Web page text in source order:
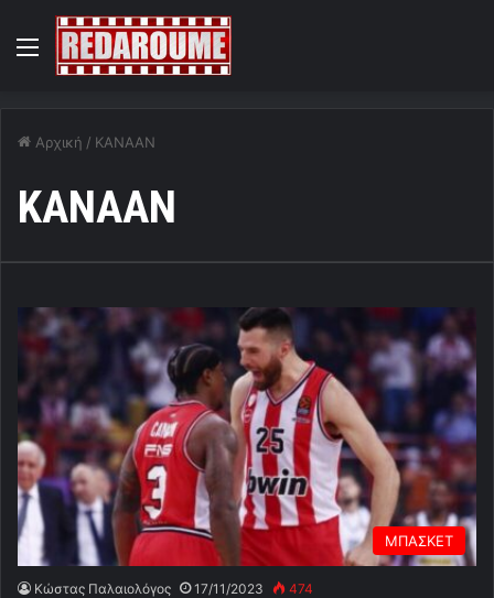
Menu
Αρχική / ΚΑΝΑΑΝ
ΚΑΝΑΑΝ
ΜΠΑΣΚΕΤ
Κώστας Παλαιολόγος 17/11/2023 474